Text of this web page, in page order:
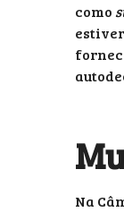
como
Na